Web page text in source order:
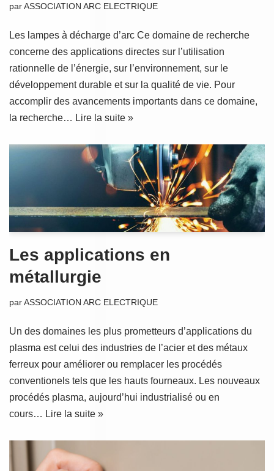
parASSOCIATION ARC ELECTRIQUE
Les lampes à décharge d’arc Ce domaine de recherche
concerne des applications directes sur l’utilisation
rationnelle de l’énergie, sur l’environnement, sur le
développement durable et sur la qualité de vie. Pour
accomplir des avancements importants dans ce domaine,
la recherche… Lire la suite »
Les applications en
métallurgie
parASSOCIATION ARC ELECTRIQUE
Un des domaines les plus prometteurs d’applications du
plasma est celui des industries de l’acier et des métaux
ferreux pour améliorer ou remplacer les procédés
conventionels tels que les hauts fourneaux. Les nouveaux
procédés plasma, aujourd’hui industrialisé ou en
cours… Lire la suite »